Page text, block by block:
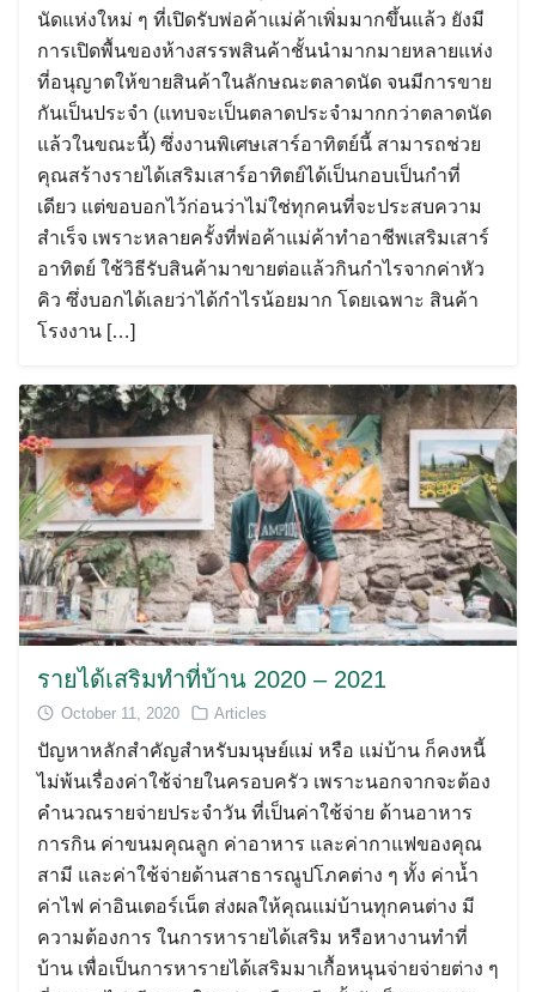
นัดแห่งใหม่ ๆ ที่เปิดรับพ่อค้าแม่ค้าเพิ่มมากขึ้นแล้ว ยังมี
การเปิดพื้นของห้างสรรพสินค้าชั้นนำมากมายหลายแห่ง
ที่อนุญาตให้ขายสินค้าในลักษณะตลาดนัด จนมีการขาย
กันเป็นประจำ (แทบจะเป็นตลาดประจำมากกว่าตลาดนัด
แล้วในขณะนี้) ซึ่งงานพิเศษเสาร์อาทิตย์นี้ สามารถช่วย
คุณสร้างรายได้เสริมเสาร์อาทิตย์ได้เป็นกอบเป็นกำที่
เดียว แต่ขอบอกไว้ก่อนว่าไม่ใช่ทุกคนที่จะประสบความ
สำเร็จ เพราะหลายครั้งที่พ่อค้าแม่ค้าทำอาชีพเสริมเสาร์
อาทิตย์ ใช้วิธีรับสินค้ามาขายต่อแล้วกินกำไรจากค่าหัว
คิว ซึ่งบอกได้เลยว่าได้กำไรน้อยมาก โดยเฉพาะ สินค้า
โรงงาน […]
รายได้เสริมทำที่บ้าน 2020 – 2021
October 11, 2020 Articles
ปัญหาหลักสำคัญสำหรับมนุษย์แม่ หรือ แม่บ้าน ก็คงหนี้
ไม่พ้นเรื่องค่าใช้จ่ายในครอบครัว เพราะนอกจากจะต้อง
คำนวณรายจ่ายประจำวัน ที่เป็นค่าใช้จ่าย ด้านอาหาร
การกิน ค่าขนมคุณลูก ค่าอาหาร และค่ากาแฟของคุณ
สามี และค่าใช้จ่ายด้านสาธารณูปโภคต่าง ๆ ทั้ง ค่าน้ำ
ค่าไฟ ค่าอินเตอร์เน็ต ส่งผลให้คุณแม่บ้านทุกคนต่าง มี
ความต้องการ ในการหารายได้เสริม หรือหางานทำที่
บ้าน เพื่อเป็นการหารายได้เสริมมาเกื้อหนุนจ่ายจ่ายต่าง ๆ